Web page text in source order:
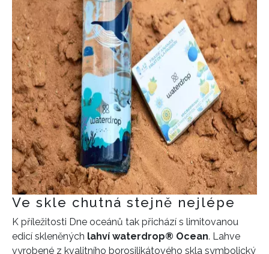
Ve skle chutná stejně nejlépe
K příležitosti Dne oceánů tak přichází s limitovanou
edicí skleněných lahví waterdrop® Ocean. Lahve
vyrobené z kvalitního borosilikátového skla symbolický